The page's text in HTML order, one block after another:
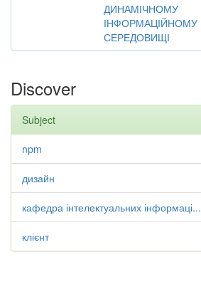
ДИНАМІЧНОМУ
ІНФОРМАЦІЙНОМУ
СЕРЕДОВИЩІ
Discover
Subject
npm
дизайн
кафедра інтелектуальних інформаці...
клієнт